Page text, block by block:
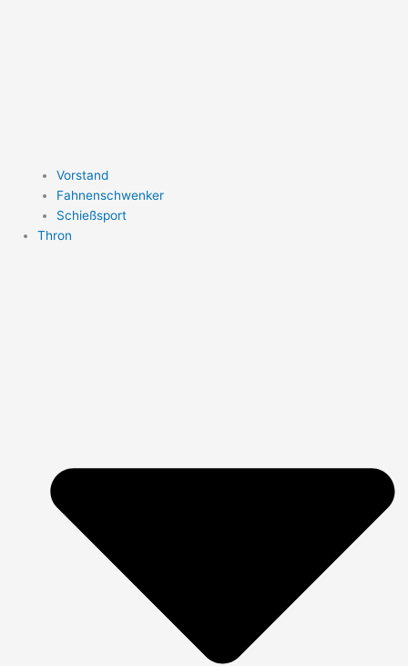
Vorstand
Fahnenschwenker
Schießsport
Thron